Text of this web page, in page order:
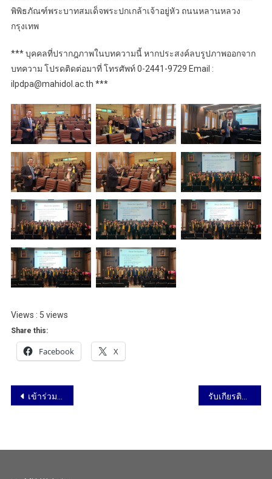
พิพิธภัณฑ์พระบาทสมเด็จพระปกเกล้าเจ้าอยู่หัว ถนนหลานหลวง
กรุงเทพ
*** บุคคลที่ปรากฎภาพในบทความนี้ หากประสงค์ลบรูปภาพออกจาก
บทความ โปรดติดต่อมาที่ โทรศัพท์ 0-2441-9729 Email :
ilpdpa@mahidol.ac.th ***
Views : 5 views
Share this:
Facebook X
เข้าร่วมพิธีทำบุญตักบาตรถวายเป็นพระราชกุศล และพิธีถวายราชสดุดีน้อมรำลึกในพระมหากรุณาธิคุณ พระบาทสมเด็จพระบรมชนกาธิเบศร มหาภูมิพลอดุลยเดชมหาราช บรมนาถบพิตร เนื่องในโอกาสวันคล้ายวันพระบรมราชสมภพ วันชาติและวันพ่อแห่งชาติ วันที่ 2 ธันวาคม 2567 รับเกียรติบัตรประกาศเกียรติคุณ ผู้ทำคุณประโยชน์แก่โรงเรียนบดินทรเดชา (สิงห์ สิงหเสนี) วันที่ 4 ธันวาคม 2567